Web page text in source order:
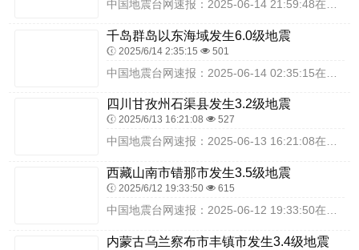
千岛群岛以东海域发生6.0级地震
2025/6/14 2:35:15 501
四川甘孜州石渠县发生3.2级地震
2025/6/13 16:21:08 527
中国地震台网速报：2025-06-13 16:21:08在四川甘孜州石渠县（北纬33.62度，东经97.47度）发生3.2级地震，震源深度10千米，最终结果以实...
西藏山南市错那市发生3.5级地震
2025/6/12 19:33:50 615
内蒙古乌兰察布市丰镇市发生3.4级地震